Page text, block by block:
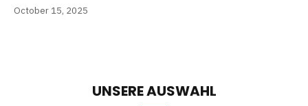
October 15, 2025
UNSERE AUSWAHL